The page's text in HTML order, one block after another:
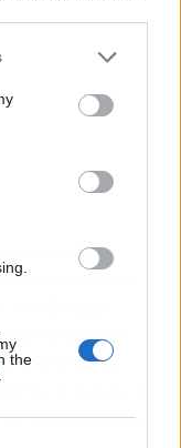
the
está el
en ventas
garantizando
número de
a través de
y multicanal.